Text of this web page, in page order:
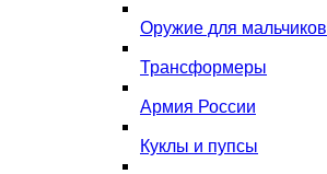
Оружие для мальчиков
Трансформеры
Армия России
Куклы и пупсы